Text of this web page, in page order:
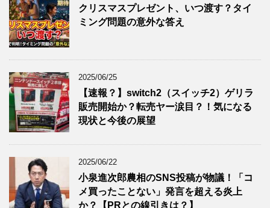
クリスマスプレゼント、いつ渡す？タイ
ミング問題の意外な答え
2025/06/25
【速報？】switch2（スイッチ2）ゲリラ
販売開始か？転売ヤー涙目？！気になる
現状と今後の展望
2025/06/22
小泉進次郎農相のSNS投稿が物議！「コ
メ買ったことない」発言を超える炎上
か？【PRとの線引きは？】